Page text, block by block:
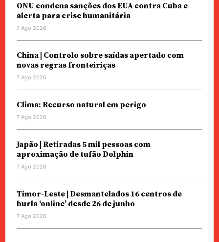
ONU condena sanções dos EUA contra Cuba e
alerta para crise humanitária
7 Ago 2026
China | Controlo sobre saídas apertado com
novas regras fronteiriças
7 Ago 2026
Clima: Recurso natural em perigo
7 Ago 2026
Japão | Retiradas 5 mil pessoas com
aproximação de tufão Dolphin
7 Ago 2026
Timor-Leste | Desmantelados 16 centros de
burla ‘online’ desde 26 de junho
7 Ago 2026